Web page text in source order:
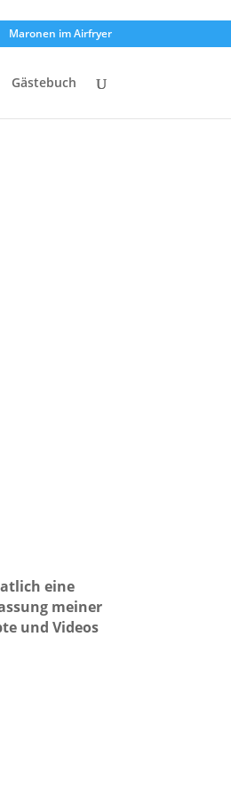
Maronen im Airfryer
Gästebuch
eine
meiner
und Videos